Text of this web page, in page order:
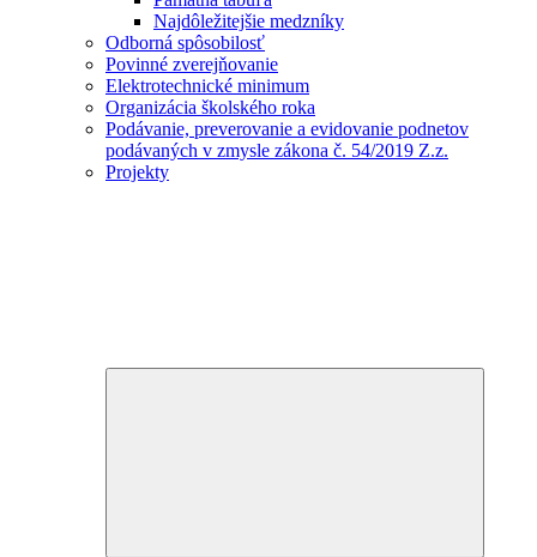
Najdôležitejšie medzníky
Odborná spôsobilosť
Povinné zverejňovanie
Elektrotechnické minimum
Organizácia školského roka
Podávanie, preverovanie a evidovanie podnetov
podávaných v zmysle zákona č. 54/2019 Z.z.
Projekty